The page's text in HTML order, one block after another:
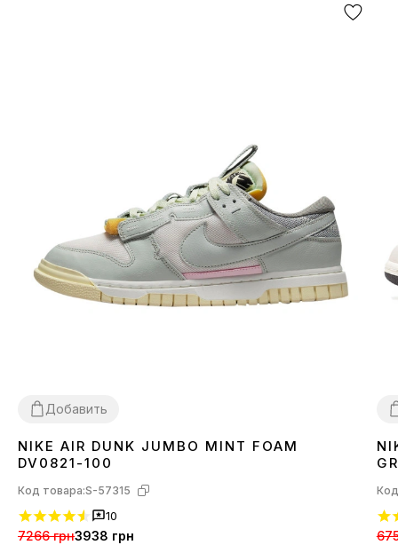
Добавить
3741 4245
NIKE AIR DUNK JUMBO MINT FOAM
DV0821-100
Код товара:S-57315
10
7266 грн3938 грн